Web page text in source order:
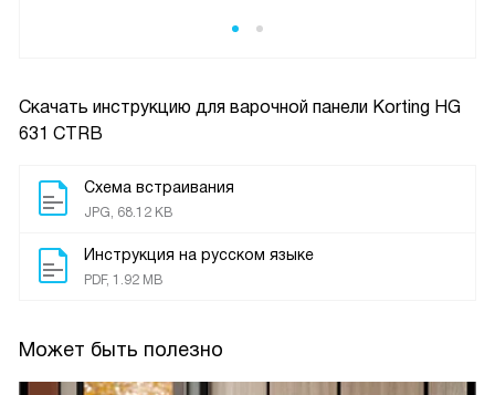
Скачать инструкцию для варочной панели Korting HG
631 CTRB
Схема встраивания
JPG, 68.12 KB
Инструкция на русском языке
PDF, 1.92 MB
Может быть полезно